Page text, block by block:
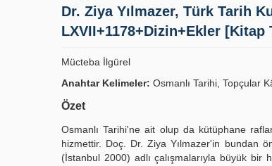
Dr. Ziya Yılmazer, Türk Tarih
LXVII+1178+Dizin+Ekler [Kitap
Mücteba İlgürel
Anahtar Kelimeler: Osmanlı Tarihi, Topçular
Özet
Osmanlı Tarihi'ne ait olup da kütüphane
hizmettir. Doç. Dr. Ziya Yılmazer'in bundan
(İstanbul 2000) adlı çalışmalarıyla büyük bir